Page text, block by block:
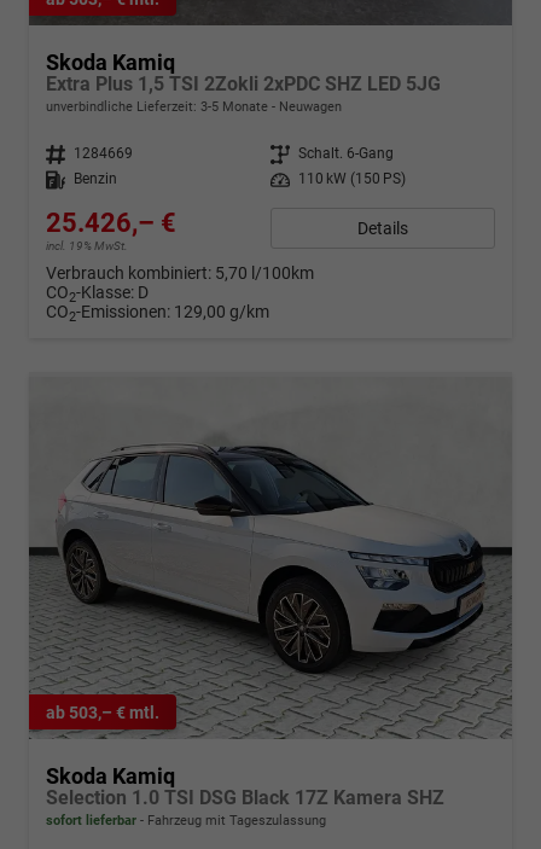
Skoda Kamiq
Extra Plus 1,5 TSI 2Zokli 2xPDC SHZ LED 5JG
unverbindliche Lieferzeit: 3-5 Monate Neuwagen
Fahrzeugnr. 1284669 Getriebe Schalt. 6-Gang
Kraftstoff
Benzin Leistung 110 kW (150 PS)
25.426,– €
incl. 19% MwSt.
Details
Verbrauch kombiniert: 5,70 l/100km
CO2-Klasse: D
CO2-Emissionen: 129,00 g/km
ab 503,– € mtl.
Skoda Kamiq
Selection 1.0 TSI DSG Black 17Z Kamera SHZ
sofort lieferbar Fahrzeug mit Tageszulassung